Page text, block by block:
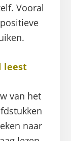
Vooral
leest
van het
naar